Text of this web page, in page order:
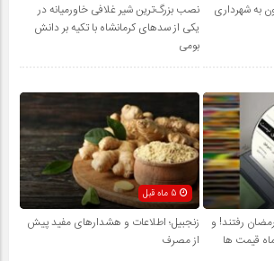
به شهرداری
نصب بزرگ‌ترین شیر غلافی خاورمیانه در
یکی از سدهای کرمانشاه با تکیه بر دانش
بومی
رفتند! و
قیمت ها
زنجبیل؛ اطلاعات و هشدارهای مفید پیش
از مصرف